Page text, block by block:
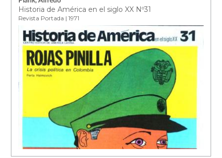
Historia de América en el siglo XX Nº31
Revista Portada | 1971